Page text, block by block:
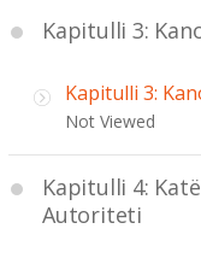
Kapitulli 3:
Kapitulli 3:
Not Viewed
Kapitulli 4:
Autoriteti